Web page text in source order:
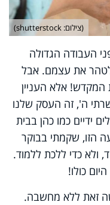
(צילום: shutterstock)
העבודה הגדולה
את עצמם. אבל
המקדש! אלא העניין
ה', זה העסק שלנו
ידיים כמו כהן בבית
הזו, שקמתי בבוקר
ולא כדי ללכת ללמוד.
כולו!
זאת ללא מחשבה.